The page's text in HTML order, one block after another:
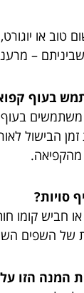
טוב או
–
בעוף
משתמשים
הבישול
מהקפיאה.
סויות?
חביש קומו
של השפים
המנה הזו